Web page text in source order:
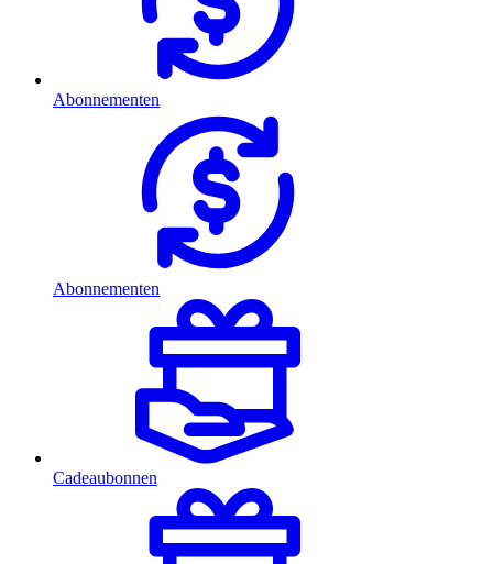
Abonnementen
Abonnementen
Cadeaubonnen